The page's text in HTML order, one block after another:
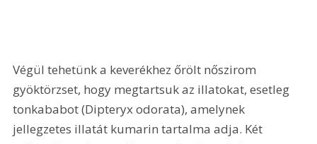
Végül tehetünk a keverékhez őrölt nőszirom
gyöktörzset, hogy megtartsuk az illatokat, esetleg
tonkababot (Dipteryx odorata), amelynek
jellegzetes illatát kumarin tartalma adja. Két